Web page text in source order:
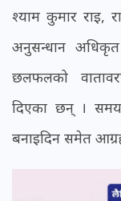
श्याम कुमार राइ,
अनुसन्धान
छलफलको
दिएका छन् ।
बनाइदिन समेत